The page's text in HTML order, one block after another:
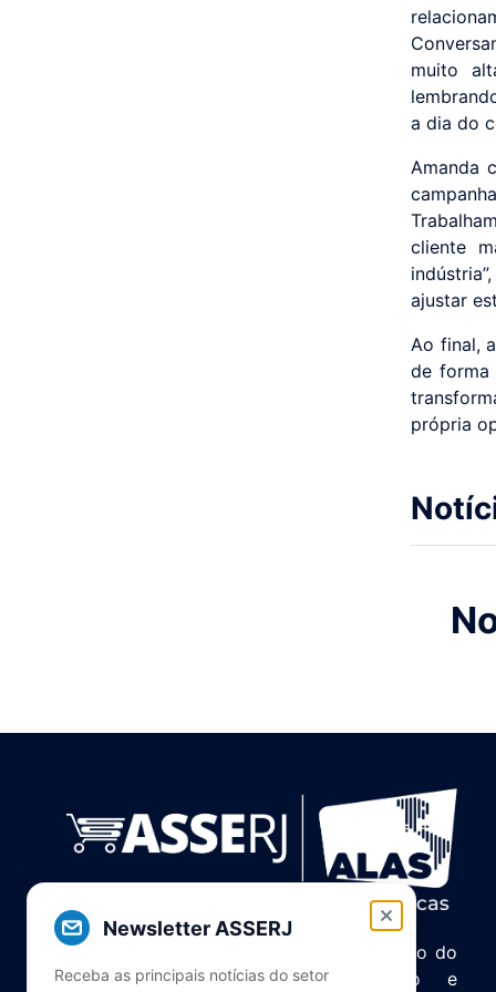
muito
a dia do
Amanda
cliente
ajustar
Ao final,
de forma
própria
Newsletter ASSERJ
Receba as principais notícias do setor
Associação de Supermercados do Estado do
Rio de Janeiro. Unindo, servindo e